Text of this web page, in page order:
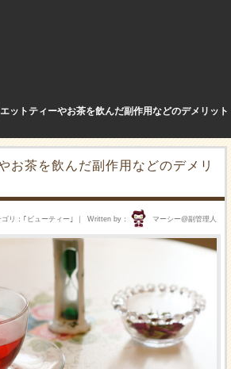
ットティーやお茶を飲んだ副作用などのデメリット
お茶を飲んだ副作用などのデメリ
Written by マーシー@副管理人
ゴリ ｢ ビューティー ｣